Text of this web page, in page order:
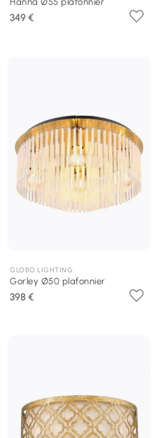
349 €
GLOBO LIGHTING
Gorley Ø50 plafonnier
398 €